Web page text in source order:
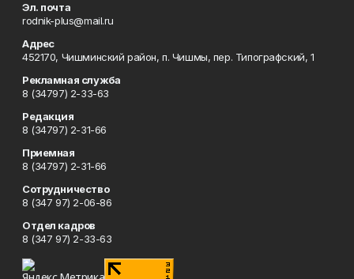
Эл. почта
rodnik-plus@mail.ru
Адрес
452170, Чишминский район, п. Чишмы, пер. Типографский, 1
Рекламная служба
8 (34797) 2-33-63
Редакция
8 (34797) 2-31-66
Приемная
8 (34797) 2-31-66
Сотрудничество
8 (347 97) 2-06-86
Отдел кадров
8 (347 97) 2-33-63